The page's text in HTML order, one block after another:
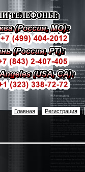
Главная | Регистрация |